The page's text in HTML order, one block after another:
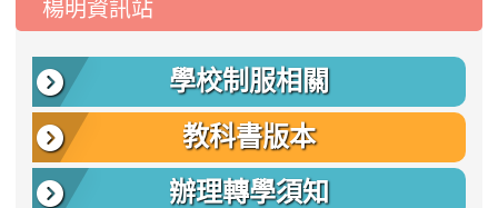
楊明資訊站
學校制服相關
教科書版本
辦理轉學須知